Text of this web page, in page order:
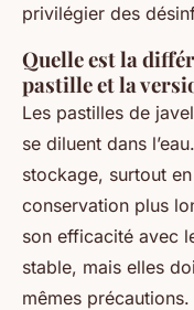
privilégier des
Quelle est la
pastille et la
Les pastilles de
se diluent dans
stockage, surtout
conservation plus
son efficacité avec
stable, mais elles
mêmes précautions.